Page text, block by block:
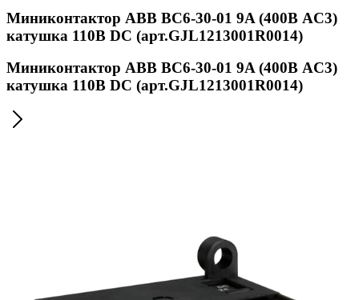
Миниконтактор ABB ВC6-30-01 9A (400В AC3)
катушка 110В DС (арт.GJL1213001R0014)
Миниконтактор ABB ВC6-30-01 9A (400В AC3)
катушка 110В DС (арт.GJL1213001R0014)